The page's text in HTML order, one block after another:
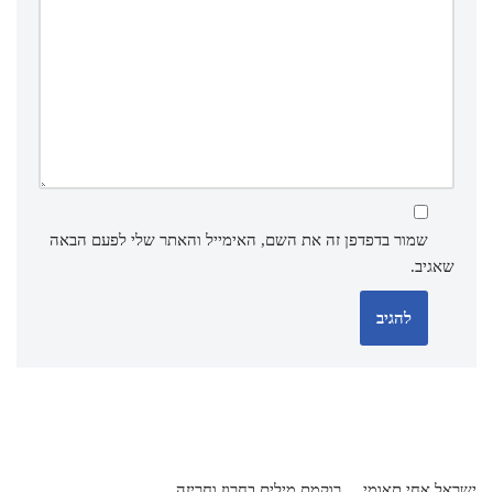
שמור בדפדפן זה את השם, האימייל והאתר שלי לפעם הבאה
שאגיב.